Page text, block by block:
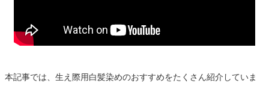
本記事では、生え際用白髪染めのおすすめをたくさん紹介していま